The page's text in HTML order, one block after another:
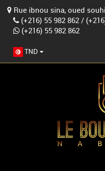
Rue ibnou sina, oued
(+216) 55 982 862 /
(+216) 55 982 862
TND